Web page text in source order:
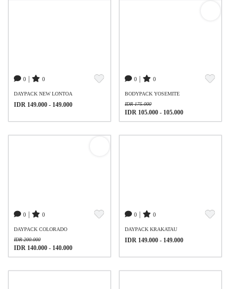
0 0
DAYPACK NEW LONTOA
IDR 149.000 - 149.000
0 0
BODYPACK YOSEMITE
IDR 175.000
IDR 105.000 - 105.000
0 0
DAYPACK COLORADO
IDR 200.000
IDR 140.000 - 140.000
0 0
DAYPACK KRAKATAU
IDR 149.000 - 149.000